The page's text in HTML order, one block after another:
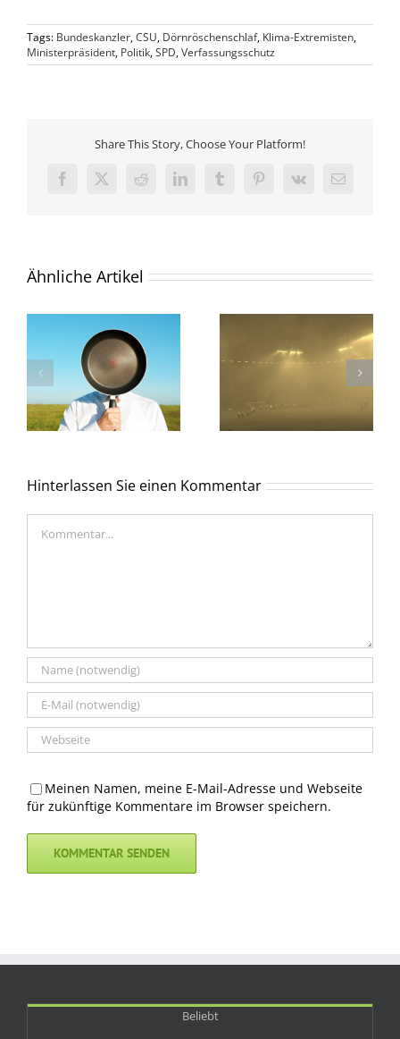
Tags: Bundeskanzler,CSU, Dörnröschenschlaf, Klima-Extremisten,
Ministerpräsident, Politik,SPD,Verfassungsschutz
Share This Story, Choose Your Platform!
Facebook
X RedditLinkedInTumblrPinterest
Vk
E-
Ähnliche Artikel
Hinterlassen Sie einen Kommentar
Meinen Namen, meine E-Mail-Adresse und Webseite
für zukünftige Kommentare im Browser speichern.
Beliebt